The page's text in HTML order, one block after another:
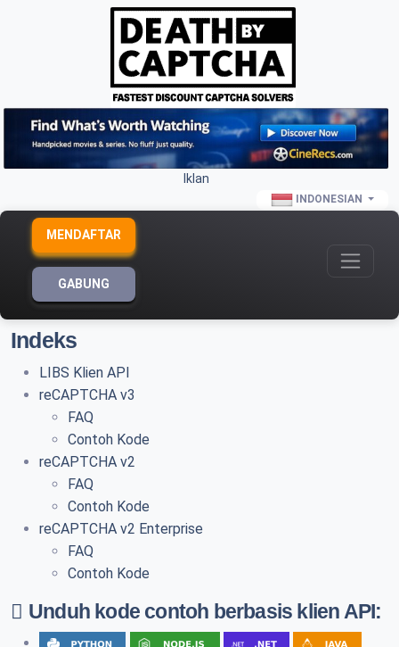
Iklan
INDONESIAN
MENDAFTAR
GABUNG
Indeks
LIBS Klien API
reCAPTCHA v3
FAQ
Contoh Kode
reCAPTCHA v2
FAQ
Contoh Kode
reCAPTCHA v2 Enterprise
FAQ
Contoh Kode
Unduh kode contoh berbasis klien API: